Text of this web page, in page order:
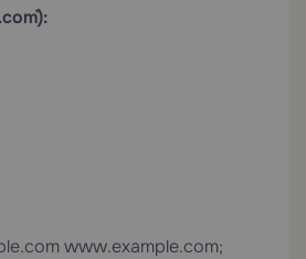
www.example.com;